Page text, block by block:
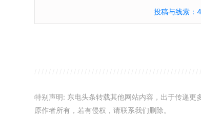
投稿与线索
特别声明: 东电头条转载其他网站内容，出于传递
原作者所有，若有侵权，请联系我们删除。